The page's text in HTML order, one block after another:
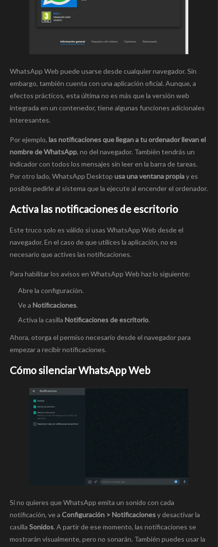
WhatsApp Web puede usarse desde cualquier navegador. Sin
embargo, también cuenta con una aplicación oficial. Aunque, a
efectos prácticos, esta última no es más que la versión web
integrada en un contenedor, tiene algunas funciones adicionales
interesantes.
Por ejemplo, las notificaciones que llegan a tu ordenador llevan el
nombre de WhatsApp, no del navegador. También tendrás un
indicador con todos los mensajes sin leer en la barra de tareas.
Por otro lado, WhatsApp Desktop usa una ventana propiay es
posible pedirle al sistema que la ejecute al encender el ordenador.
Activa las notificaciones de escritorio
Este truco solo es válido si usas WhatsApp Web desde el
navegador. En el caso de que utilices la aplicación, no es
necesario que actives las notificaciones.
Para habilitar los avisos en WhatsApp Web haz lo siguiente:
Abre la configuración.
Ve a Notificaciones.
Activa la casilla Notificaciones de escritorio.
Ahora, otorga el permiso necesario desde el navegador para
empezar a recibir notificaciones.
Cómo silenciar WhatsApp Web
Si no quieres que WhatsApp emita un sonido con cada
notificación, ve a Configuración > Notificacionesy desactivar la
casilla Sonidos. A partir de ese momento, las notificaciones se
mostrarán visualmente, pero no sonarán. También puedes usar la